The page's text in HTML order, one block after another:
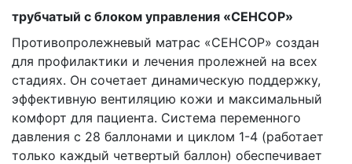
трубчатый с блоком управления «СЕНСОР»
Противопролежневый матрас «СЕНСОР» создан
для профилактики и лечения пролежней на всех
стадиях. Он сочетает динамическую поддержку,
эффективную вентиляцию кожи и максимальный
комфорт для пациента. Система переменного
давления с 28 баллонами и циклом 1-4 (работает
только каждый четвертый баллон) обеспечивает